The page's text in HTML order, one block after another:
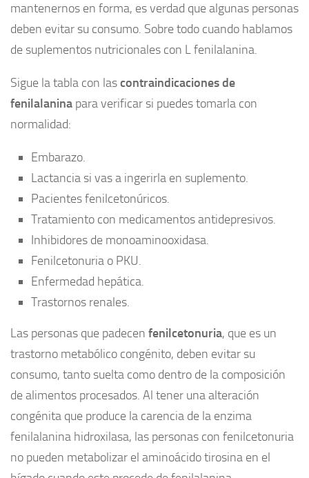
mantenernos en forma, es verdad que algunas personas
deben evitar su consumo. Sobre todo cuando hablamos
de suplementos nutricionales con L fenilalanina.
Sigue la tabla con lascontraindicaciones de
fenilalanina para verificar si puedes tomarla con
normalidad:
Embarazo.
Lactancia si vas a ingerirla en suplemento.
Pacientes fenilcetonúricos.
Tratamiento con medicamentos antidepresivos.
Inhibidores de monoaminooxidasa.
Fenilcetonuria o PKU.
Enfermedad hepática.
Trastornos renales.
Las personas que padecen fenilcetonuria, que es un
trastorno metabólico congénito, deben evitar su
consumo, tanto suelta como dentro de la composición
de alimentos procesados. Al tener una alteración
congénita que produce la carencia de la enzima
fenilalanina hidroxilasa, las personas con fenilcetonuria
no pueden metabolizar el aminoácido tirosina en el